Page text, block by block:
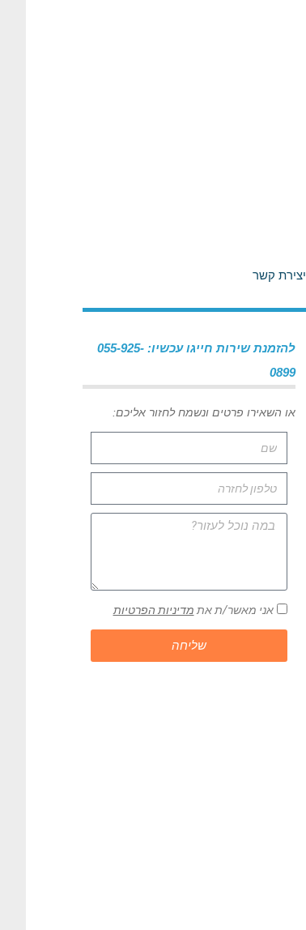
יצירת קשר
להזמנת שירות חייגו עכשיו: 055-925-
0899
או השאירו פרטים ונשמח לחזור אליכם:
אני מאשר/ת את מדיניות הפרטיות
שליחה